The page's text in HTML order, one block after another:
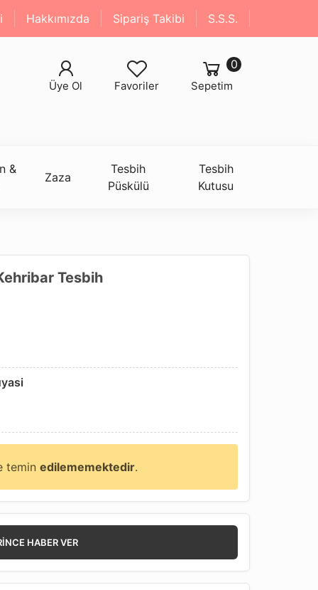
Hakkımızda Sipariş Takibi S.S.S.
Sepetim
0
Favoriler
Üye Ol
&
Zaza
Tesbih
Püskülü
Tesbih
Kutusu
Tesbih
teminedilememektedir.
HABER VER